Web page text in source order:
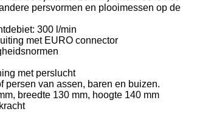
persvormen en plooimessen op de
300 l/min
met EURO connector
met perslucht
persen van assen, baren en buizen.
breedte 130 mm, hoogte 140 mm